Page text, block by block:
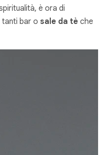
è ora di
tanti bar o sale da tè che